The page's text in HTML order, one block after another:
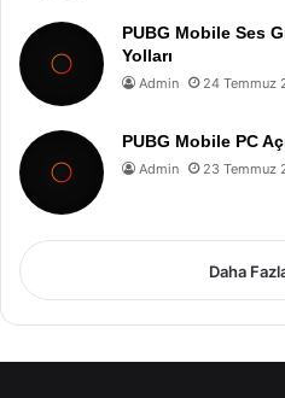
PUBG Mobile Ses
Yolları
Admin 24 Temmuz
PUBG Mobile PC
Admin 23 Temmuz
Daha